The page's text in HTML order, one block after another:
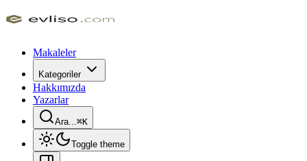
Makaleler
Kategoriler
Hakkımızda
Yazarlar
Ara...⌘K
Toggle theme